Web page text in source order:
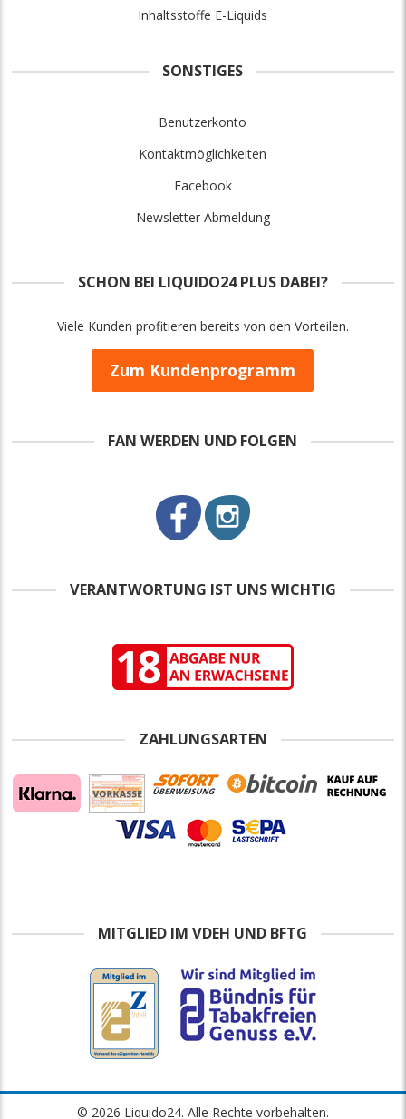
Inhaltsstoffe E-Liquids
SONSTIGES
Benutzerkonto
Kontaktmöglichkeiten
Facebook
Newsletter Abmeldung
SCHON BEI LIQUIDO24 PLUS DABEI?
Viele Kunden profitieren bereits von den Vorteilen.
Zum Kundenprogramm
FAN WERDEN UND FOLGEN
VERANTWORTUNG IST UNS WICHTIG
ZAHLUNGSARTEN
MITGLIED IM VDEH UND BFTG
© 2026 Liquido24. Alle Rechte vorbehalten.